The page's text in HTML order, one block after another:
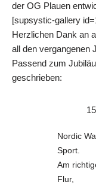
der OG Plauen
[supsystic-gallery
Herzlichen Dank an
all den vergangenen
Passend zum
geschrieben:
Nordic
Sport.
Am
Flur,